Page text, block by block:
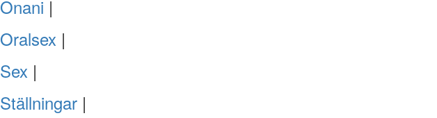
Onani |
Oralsex |
Sex |
Ställningar |